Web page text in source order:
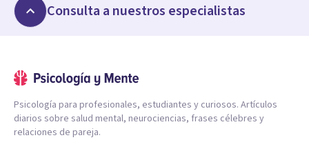
Consulta a nuestros especialistas
Psicología para profesionales, estudiantes y curiosos. Artículos
diarios sobre salud mental, neurociencias, frases célebres y
relaciones de pareja.